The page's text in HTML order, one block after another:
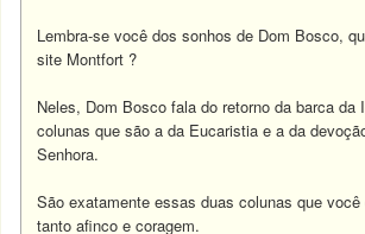
Lembra-se você dos sonhos de Dom Bosco,
site Montfort ?
Neles, Dom Bosco fala do retorno da barca da
colunas que são a da Eucaristia e a da
Senhora.
São exatamente essas duas colunas que você
tanto afinco e coragem.